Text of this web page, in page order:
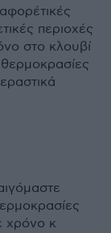
περιοχές
στο κλουβί
χρόνο κ